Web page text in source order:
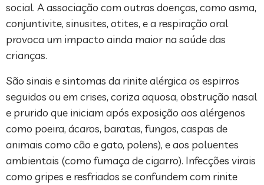
social. A associação com outras doenças, como asma,
conjuntivite, sinusites, otites, e a respiração oral
provoca um impacto ainda maior na saúde das
crianças.
São sinais e sintomas da rinite alérgica os espirros
seguidos ou em crises, coriza aquosa, obstrução nasal
e prurido que iniciam após exposição aos alérgenos
como poeira, ácaros, baratas, fungos, caspas de
animais como cão e gato, polens), e aos poluentes
ambientais (como fumaça de cigarro). Infecções virais
como gripes e resfriados se confundem com rinite